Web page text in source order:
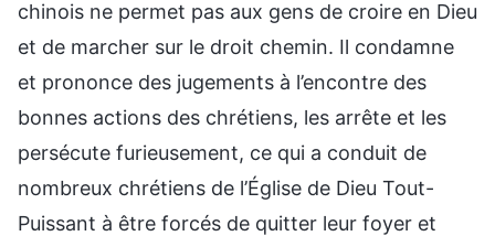
chinois ne permet pas aux gens de croire en Dieu
et de marcher sur le droit chemin. Il condamne
et prononce des jugements à l’encontre des
bonnes actions des chrétiens, les arrête et les
persécute furieusement, ce qui a conduit de
nombreux chrétiens de l’Église de Dieu Tout-
Puissant à être forcés de quitter leur foyer et